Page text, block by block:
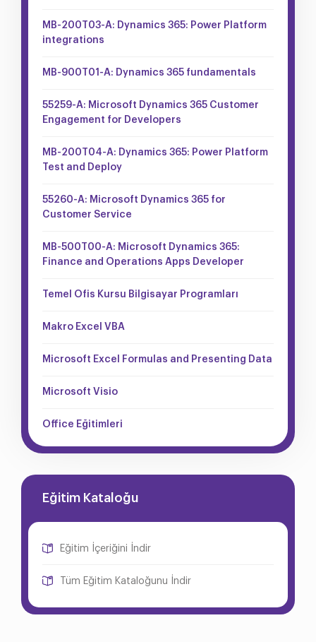
MB-200T03-A: Dynamics 365: Power Platform
integrations
MB-900T01-A: Dynamics 365 fundamentals
55259-A: Microsoft Dynamics 365 Customer
Engagement for Developers
MB-200T04-A: Dynamics 365: Power Platform
Test and Deploy
55260-A: Microsoft Dynamics 365 for
Customer Service
MB-500T00-A: Microsoft Dynamics 365:
Finance and Operations Apps Developer
Temel Ofis Kursu Bilgisayar Programları
Makro Excel VBA
Microsoft Excel Formulas and Presenting Data
Microsoft Visio
Office Eğitimleri
Eğitim Kataloğu
Eğitim İçeriğini İndir
Tüm Eğitim Kataloğunu İndir